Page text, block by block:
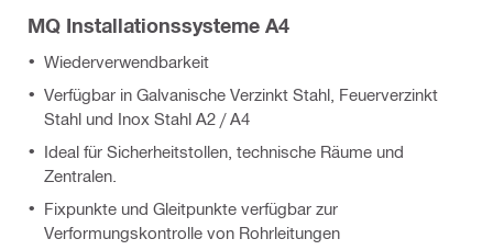
MQ Installationssysteme A4
Wiederverwendbarkeit
Verfügbar in Galvanische Verzinkt Stahl, Feuerverzinkt
Stahl und Inox Stahl A2 / A4
Ideal für Sicherheitstollen, technische Räume und
Zentralen.
Fixpunkte und Gleitpunkte verfügbar zur
Verformungskontrolle von Rohrleitungen